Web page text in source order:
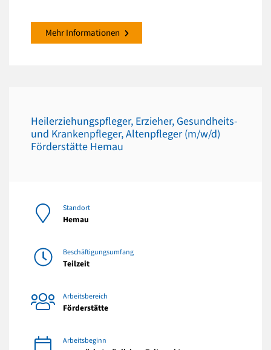
Mehr Informationen
Heilerziehungspfleger, Erzieher, Gesundheits-
und Krankenpfleger, Altenpfleger (m/w/d)
Förderstätte Hemau
Standort
Hemau
Beschäftigungsumfang
Teilzeit
Arbeitsbereich
Förderstätte
Arbeitsbeginn